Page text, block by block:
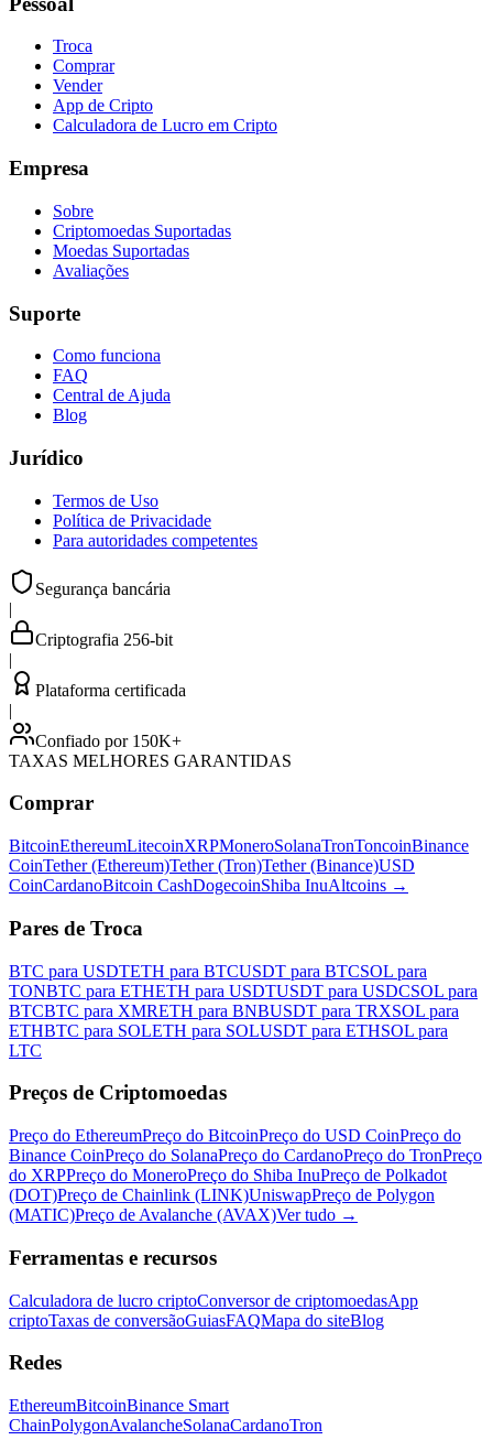
Troca
Comprar
Vender
App de Cripto
Calculadora de Lucro em Cripto
Empresa
Sobre
Criptomoedas Suportadas
Moedas Suportadas
Avaliações
Suporte
Como funciona
FAQ
Central de Ajuda
Blog
Jurídico
Termos de Uso
Política de Privacidade
Para autoridades competentes
Segurança bancária
|
Criptografia 256-bit
|
Plataforma certificada
|
Confiado por 150K+
TAXAS MELHORES GARANTIDAS
Comprar
BitcoinEthereumLitecoinXRPMoneroSolanaTronToncoinBinance
CoinTether (Ethereum)Tether (Tron)Tether (Binance)USD
CoinCardanoBitcoin CashDogecoinShiba InuAltcoins →
Pares de Troca
BTC para USDTETH para BTCUSDT para BTCSOL para
TONBTC para ETHETH para USDTUSDT para USDCSOL para
BTCBTC para XMRETH para BNBUSDT para TRXSOL para
ETHBTC para SOLETH para SOLUSDT para ETHSOL para
LTC
Preços de Criptomoedas
Preço do EthereumPreço do BitcoinPreço do USD CoinPreço do
Binance CoinPreço do SolanaPreço do CardanoPreço do TronPreço
do XRPPreço do MoneroPreço do Shiba InuPreço de Polkadot
(DOT)Preço de Chainlink (LINK)UniswapPreço de Polygon
(MATIC)Preço de Avalanche (AVAX)Ver tudo →
Ferramentas e recursos
Calculadora de lucro criptoConversor de criptomoedasApp
criptoTaxas de conversãoGuiasFAQMapa do siteBlog
Redes
EthereumBitcoinBinance Smart
ChainPolygonAvalancheSolanaCardanoTron